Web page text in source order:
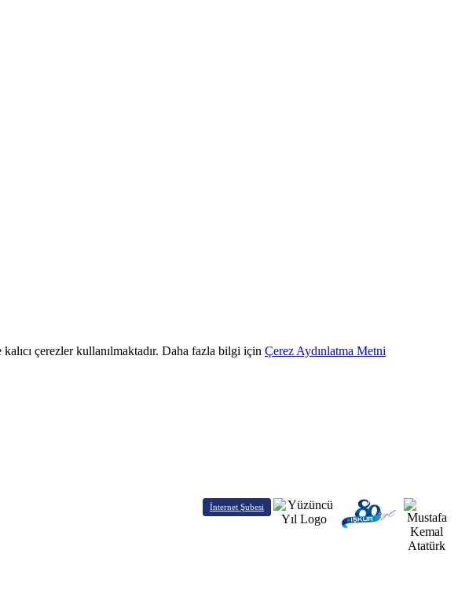
çerezler kullanılmaktadır. Daha fazla bilgi için Çerez Aydınlatma Metni
İnternet Şubesi